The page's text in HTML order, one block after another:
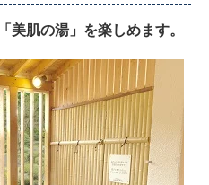
美肌の湯」を楽しめます。